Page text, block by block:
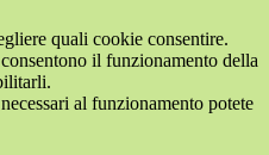
quali cookie consentire.
il funzionamento della
al funzionamento potete